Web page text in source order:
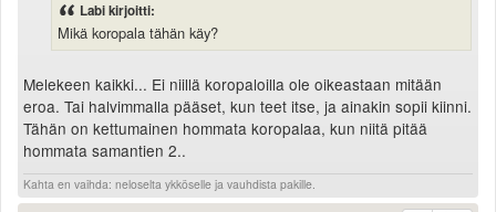
Labi kirjoitti:
Mikä koropala tähän käy?
Melekeen kaikki... Ei niillä koropaloilla ole oikeastaan mitään
eroa. Tai halvimmalla pääset, kun teet itse, ja ainakin sopii kiinni.
Tähän on kettumainen hommata koropalaa, kun niitä pitää
hommata samantien 2..
Kahta en vaihda: neloselta ykköselle ja vauhdista pakille.